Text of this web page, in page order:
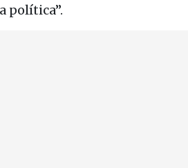
política”.